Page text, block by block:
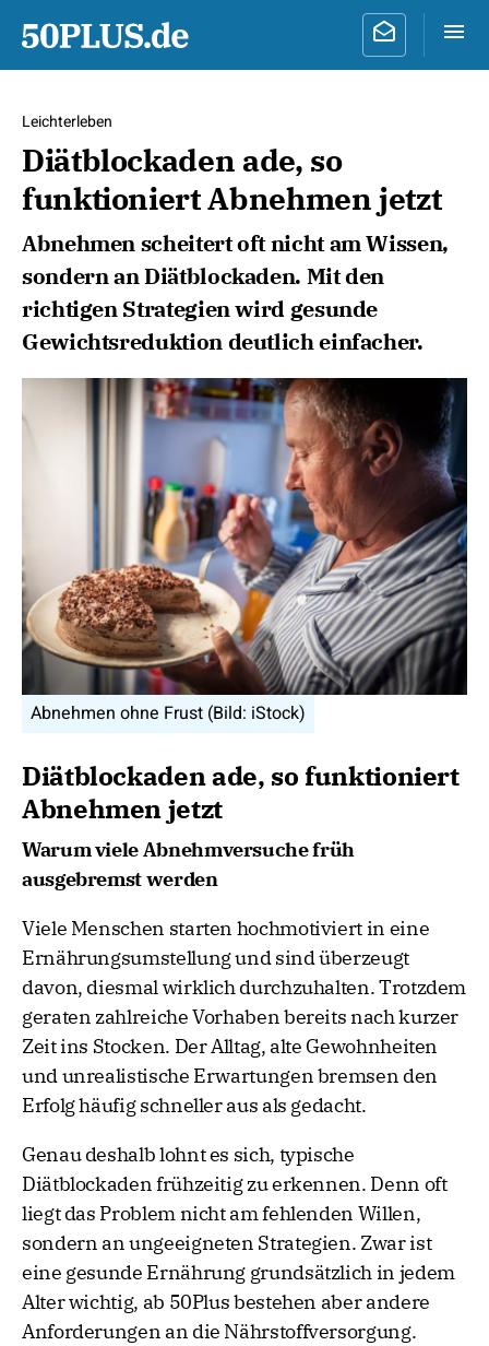
Leichterleben
Diätblockaden ade, so
funktioniert Abnehmen jetzt
Abnehmen scheitert oft nicht am Wissen,
sondern an Diätblockaden. Mit den
richtigen Strategien wird gesunde
Gewichtsreduktion deutlich einfacher.
Abnehmen ohne Frust (Bild: iStock)
Diätblockaden ade, so funktioniert
Abnehmen jetzt
Warum viele Abnehmversuche früh
ausgebremst werden
Viele Menschen starten hochmotiviert in eine
Ernährungsumstellung und sind überzeugt
davon, diesmal wirklich durchzuhalten. Trotzdem
geraten zahlreiche Vorhaben bereits nach kurzer
Zeit ins Stocken. Der Alltag, alte Gewohnheiten
und unrealistische Erwartungen bremsen den
Erfolg häufig schneller aus als gedacht.
Genau deshalb lohnt es sich, typische
Diätblockaden frühzeitig zu erkennen. Denn oft
liegt das Problem nicht am fehlenden Willen,
sondern an ungeeigneten Strategien. Zwar ist
eine gesunde Ernährung grundsätzlich in jedem
Alter wichtig, ab 50Plus bestehen aber andere
Anforderungen an die Nährstoffversorgung.